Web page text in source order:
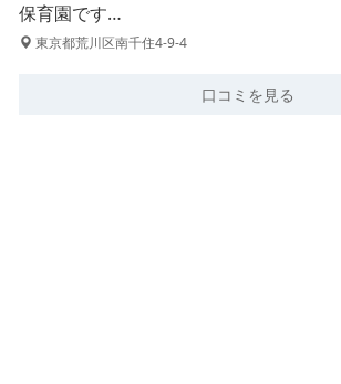
保育園です…
東京都荒川区南千住4-9-4
口コミを見る